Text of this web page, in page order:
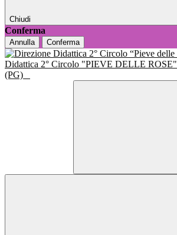
Chiudi
Conferma
Annulla Conferma
Didattica 2° Circolo "PIEVE DELLE ROSE"
(PG)